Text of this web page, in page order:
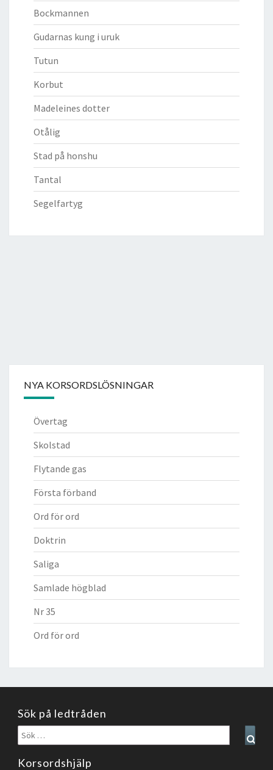
Bockmannen
Gudarnas kung i uruk
Tutun
Korbut
Madeleines dotter
Otålig
Stad på honshu
Tantal
Segelfartyg
NYA KORSORDSLÖSNINGAR
Övertag
Skolstad
Flytande gas
Första förband
Ord för ord
Doktrin
Saliga
Samlade högblad
Nr 35
Ord för ord
Sök på ledtråden
Sök
efter:
Korsordshjälp